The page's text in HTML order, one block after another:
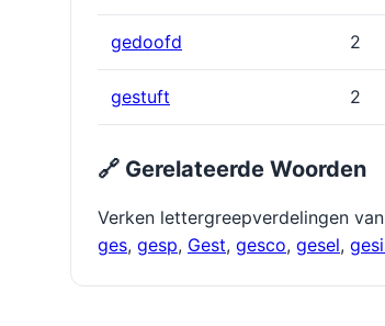
gedoofd 2
gestuft 2
🔗 Gerelateerde Woorden
Verken lettergreepverdelingen
ges, gesp, Gest, gesco, gesel,